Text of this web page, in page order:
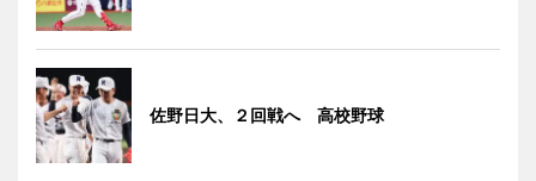
佐野日大、２回戦へ 高校野球